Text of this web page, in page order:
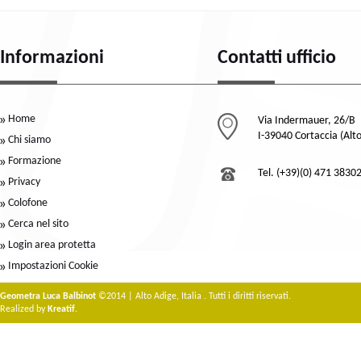
Informazioni
Home
Chi siamo
Formazione
Privacy
Colofone
Cerca nel sito
Login area protetta
Impostazioni Cookie
Contatti ufficio
Via Indermauer, 26/B
I-39040 Cortaccia
Tel. (+39)(0) 471
Geometra Luca Balbinot ©2014 | Alto Adige, Italia . Tutti i diritti riservati.
Realized by Kreatif.